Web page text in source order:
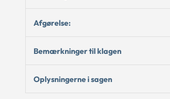
Afgørelse:
Bemærkninger til klagen
Oplysningerne i sagen